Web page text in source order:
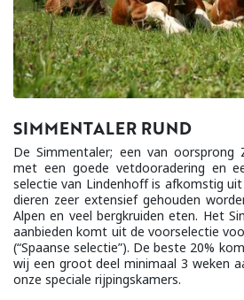
SIMMENTALER RUND
De Simmentaler; een van oorsprong
met een goede vetdooradering en
selectie van Lindenhoff is afkomstig
dieren zeer extensief gehouden
Alpen en veel bergkruiden eten. Het
aanbieden komt uit de voorselectie
(“Spaanse selectie”). De beste 20%
wij een groot deel minimaal 3 weken
onze speciale rijpingskamers.